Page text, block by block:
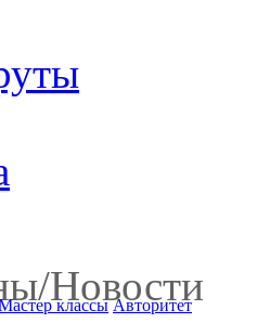
/Новости
классы Авторитет